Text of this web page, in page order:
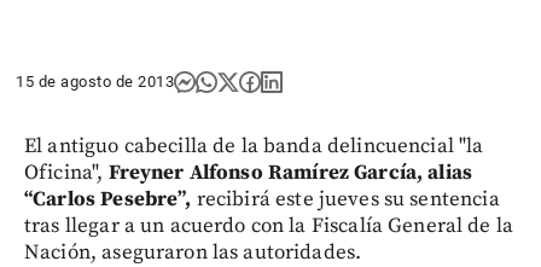
15 de agosto de 2013
El antiguo cabecilla de la banda delincuencial "la
Oficina", Freyner Alfonso Ramírez García, alias
“Carlos Pesebre”, recibirá este jueves su sentencia
tras llegar a un acuerdo con la Fiscalía General de la
Nación, aseguraron las autoridades.